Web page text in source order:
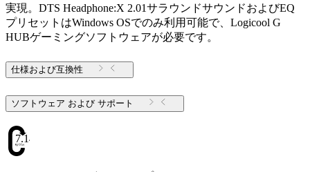
実現。DTS Headphone:X 2.01サラウンドサウンドおよびEQ
プリセットはWindows OSでのみ利用可能で、Logicool G
HUBゲーミングソフトウェアが必要です。
仕様および互換性
ソフトウェア および サポート
7.14